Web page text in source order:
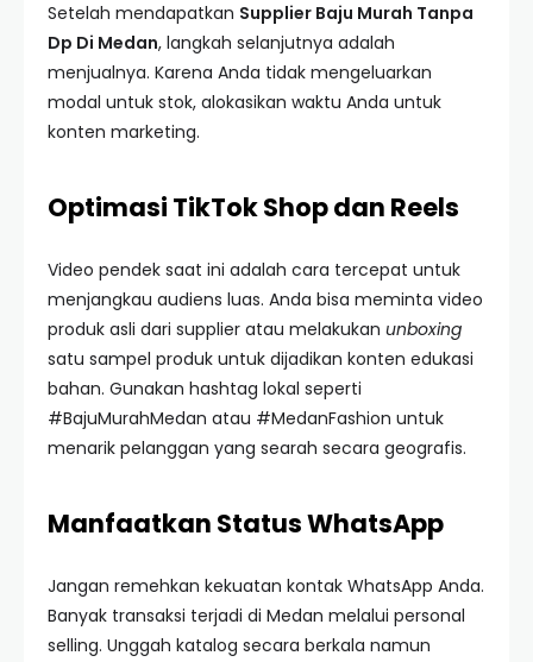
Setelah mendapatkan Supplier Baju Murah Tanpa
Dp Di Medan, langkah selanjutnya adalah
menjualnya. Karena Anda tidak mengeluarkan
modal untuk stok, alokasikan waktu Anda untuk
konten marketing.
Optimasi TikTok Shop dan Reels
Video pendek saat ini adalah cara tercepat untuk
menjangkau audiens luas. Anda bisa meminta video
produk asli dari supplier atau melakukan unboxing
satu sampel produk untuk dijadikan konten edukasi
bahan. Gunakan hashtag lokal seperti
#BajuMurahMedan atau #MedanFashion untuk
menarik pelanggan yang searah secara geografis.
Manfaatkan Status WhatsApp
Jangan remehkan kekuatan kontak WhatsApp Anda.
Banyak transaksi terjadi di Medan melalui personal
selling. Unggah katalog secara berkala namun